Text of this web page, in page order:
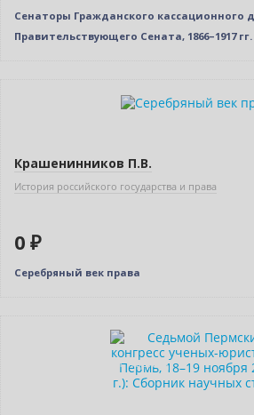
Сенаторы Гражданского кассационного
Правительствующего Сената, 1866–1917 гг.
Крашенинников П.В.
История российского государства и права
0 ₽
Серебряный век права
Индивидуальный подход